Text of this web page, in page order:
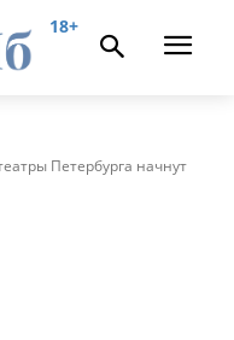
18+
Петербурга начнут